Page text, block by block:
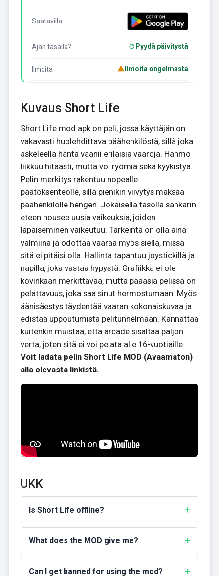
Saatavilla
Ajan tasalla? Pyydä päivitystä
Ilmoita Ilmoita ongelmasta
Kuvaus Short Life
Short Life mod apk on peli, jossa käyttäjän on
vakavasti huolehdittava päähenkilöstä, sillä joka
askeleella häntä vaanii erilaisia vaaroja. Hahmo
liikkuu hitaasti, mutta voi ryömiä sekä kyykistyä.
Pelin merkitys rakentuu nopealle
päätöksenteolle, sillä pienikin viivytys maksaa
päähenkilölle hengen. Jokaisella tasolla sankarin
eteen nousee uusia vaikeuksia, joiden
läpäiseminen vaikeutuu. Tärkeintä on olla aina
valmiina ja odottaa vaaraa myös siellä, missä
sitä ei pitäisi olla. Hallinta tapahtuu joystickillä ja
napilla, joka vastaa hypystä. Grafiikka ei ole
kovinkaan merkittävää, mutta pääasia pelissä on
pelattavuus, joka saa sinut hermostumaan. Myös
äänisäestys täydentää vaaran kokonaiskuvaa ja
edistää uppoutumista pelitunnelmaan. Kannattaa
kuitenkin muistaa, että arcade sisältää paljon
verta, joten sitä ei voi pelata alle 16-vuotiaille.
Voit ladata pelin Short Life MOD (Avaamaton)
alla olevasta linkistä.
UKK
Is Short Life offline?
What does the MOD give me?
Can I get banned for using the mod?